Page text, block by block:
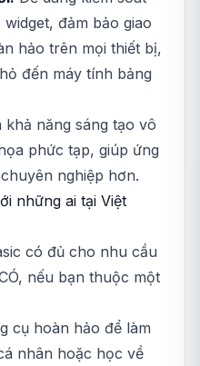
đảm bảo giao
hảo trên mọi thiết bị,
đến máy tính bảng
khả năng sáng tạo vô
phức tạp, giúp ứng
nghiệp hơn.
những ai tại Việt
có đủ cho nhu cầu
nếu bạn thuộc một
cụ hoàn hảo để làm
nhân hoặc học về